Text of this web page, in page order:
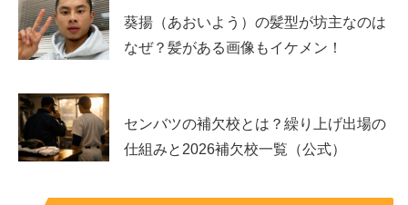
コンテンツクリエイターの仕事：何を作って収益
化する？
「コンテンツクリエイター」は、SNSや動画プラットフ
ォームで写真・動画・文章などを制作し、世界観を継続的
に発信する仕事です。吉本ラバーニ勇世歩さんの場合、日
常をロマンチックに切り取る価値観が語られており、方向
葵揚（あおいよう）の髪型が坊主なのは
なぜ？髪がある画像もイケメン！
センバツの補欠校とは？繰り上げ出場の
仕組みと2026補欠校一覧（公式）